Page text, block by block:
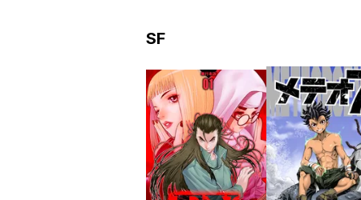
SF